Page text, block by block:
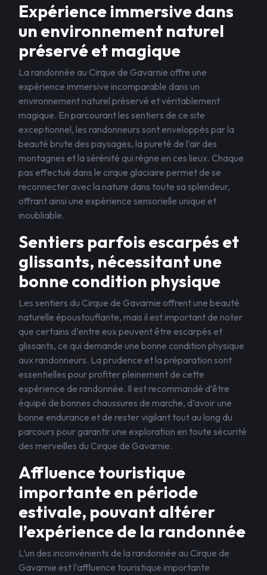
Expérience immersive dans
un environnement naturel
préservé et magique
La randonnée au Cirque de Gavarnie offre une
expérience immersive incomparable dans un
environnement naturel préservé et véritablement
magique. En parcourant les sentiers de ce site
exceptionnel, les randonneurs sont enveloppés par la
beauté brute des paysages, la pureté de l’air des
montagnes et la sérénité qui règne en ces lieux. Chaque
pas effectué dans le cirque glaciaire permet de se
reconnecter avec la nature dans toute sa splendeur,
offrant ainsi une expérience sensorielle unique et
inoubliable.
Sentiers parfois escarpés et
glissants, nécessitant une
bonne condition physique
Les sentiers du Cirque de Gavarnie offrent une beauté
naturelle époustouflante, mais il est important de noter
que certains d’entre eux peuvent être escarpés et
glissants, ce qui demande une bonne condition physique
aux randonneurs. La prudence et la préparation sont
essentielles pour profiter pleinement de cette
expérience de randonnée. Il est recommandé d’être
équipé de bonnes chaussures de marche, d’avoir une
bonne endurance et de rester vigilant tout au long du
parcours pour garantir une exploration en toute sécurité
des merveilles du Cirque de Gavarnie.
Affluence touristique
importante en période
estivale, pouvant altérer
l’expérience de la randonnée
L’un des inconvénients de la randonnée au Cirque de
Gavarnie est l’affluence touristique importante